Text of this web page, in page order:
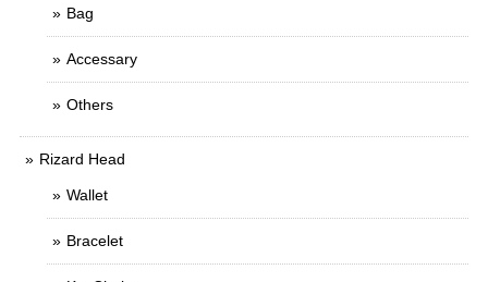
Bag
Accessary
Others
Rizard Head
Wallet
Bracelet